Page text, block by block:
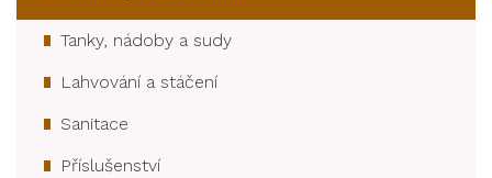
Tanky, nádoby a sudy
Lahvování a stáčení
Sanitace
Příslušenství